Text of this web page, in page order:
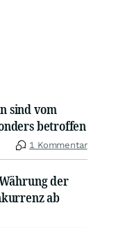
sind vom
betroffen
1 Kommentar
der
ab